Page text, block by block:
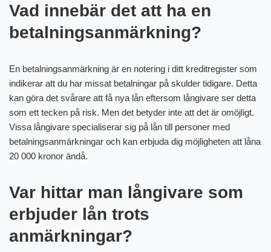
Vad innebär det att ha en
betalningsanmärkning?
En betalningsanmärkning är en notering i ditt kreditregister som
indikerar att du har missat betalningar på skulder tidigare. Detta
kan göra det svårare att få nya lån eftersom långivare ser detta
som ett tecken på risk. Men det betyder inte att det är omöjligt.
Vissa långivare specialiserar sig på lån till personer med
betalningsanmärkningar och kan erbjuda dig möjligheten att låna
20 000 kronor ändå.
Var hittar man långivare som
erbjuder lån trots
anmärkningar?